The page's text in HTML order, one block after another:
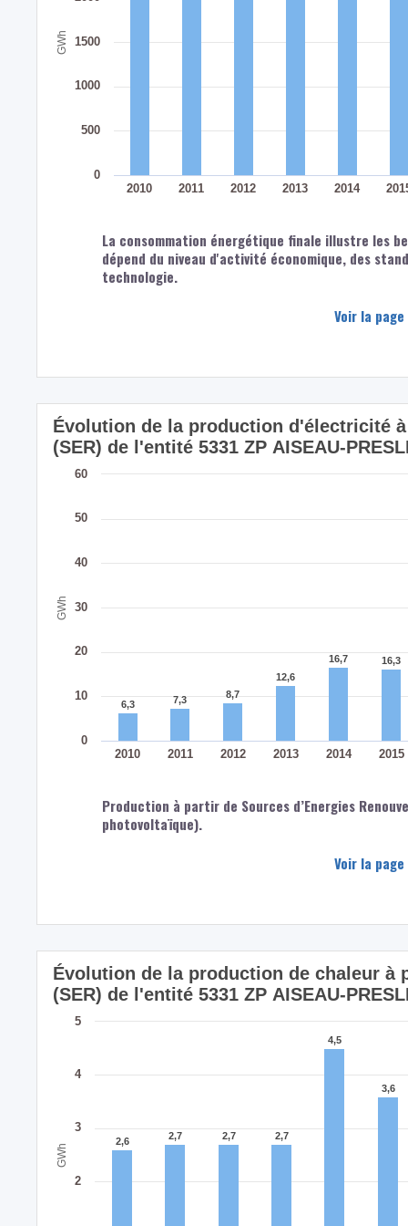
GWh
2010 2011 2012 2013 2014
0
500
1000
1500
La consommation énergétique finale illustre les
dépend du niveau d'activité économique, des
technologie.
Voir la
GWh
Évolution de la production d'électricité
(SER) de l'entité 5331 ZP AISEAU-
2010 2011 2012 2013 2014 2015
0
10
20
30
40
50
60
6,3
6,3 7,3
7,3 8,7
8,7
12,6
12,6
16,7
16,7 16,3
16,3
Production à partir de Sources d’Energies
photovoltaïque).
Voir la
GWh
Évolution de la production de chaleur à
(SER) de l'entité 5331 ZP AISEAU-
2
3
4
5
2,6
2,6 2,7
2,7 2,7
2,7 2,7
2,7
4,5
4,5
3,6
3,6